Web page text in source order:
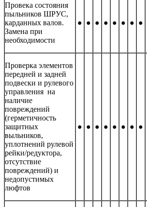
Провека состояния
пыльников ШРУС,
карданных валов.
Замена при
необходимости
● ● ● ● ● ● ● ●
Проверка элементов
передней и задней
подвески и рулевого
управления на
наличие
повреждений
(герметичность
защитных
выльников,
уплотнений рулевой
рейки/редуктора,
отсутствие
повреждений) и
недопустимых
люфтов
● ● ● ● ● ● ● ●